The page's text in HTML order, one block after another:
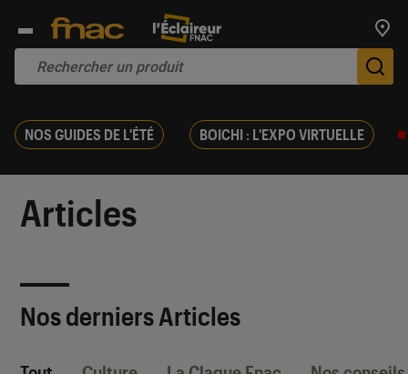
NOS GUIDES DE L'ÉTÉ BOICHI : L'EXPO VIRTUELLE
Articles
Nos derniers Articles